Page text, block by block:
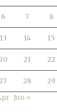
6 7 8
14 15
21 22
28 29
Jun »